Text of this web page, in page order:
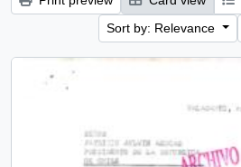
Sort by: Relevance